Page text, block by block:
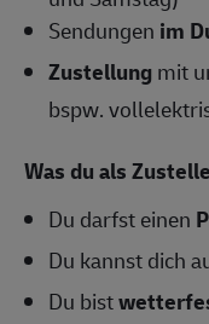
Sendungen im
Zustellungmit
bspw.
Was du als
Du darfst einen
Du kannst dich
Du bist